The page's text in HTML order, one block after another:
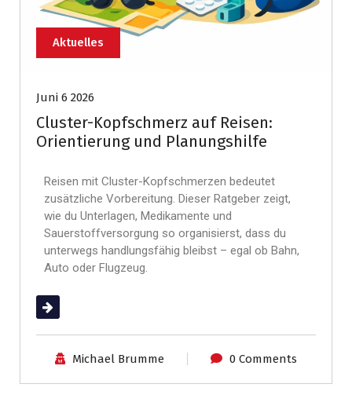
Aktuelles
Juni 6 2026
Cluster-Kopfschmerz auf Reisen:
Orientierung und Planungshilfe
Reisen mit Cluster-Kopfschmerzen bedeutet
zusätzliche Vorbereitung. Dieser Ratgeber zeigt,
wie du Unterlagen, Medikamente und
Sauerstoffversorgung so organisierst, dass du
unterwegs handlungsfähig bleibst – egal ob Bahn,
Auto oder Flugzeug.
(mehr …)
Michael Brumme 0 Comments